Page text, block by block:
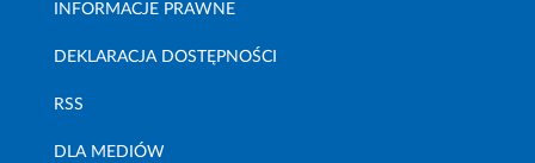
INFORMACJE PRAWNE
DEKLARACJA DOSTĘPNOŚCI
RSS
DLA MEDIÓW